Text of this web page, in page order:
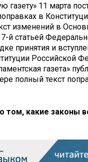
газету» 11 марта
в
изменений в
й статьей
принятия и
Российской
газета»
полный текст
том, какие законы